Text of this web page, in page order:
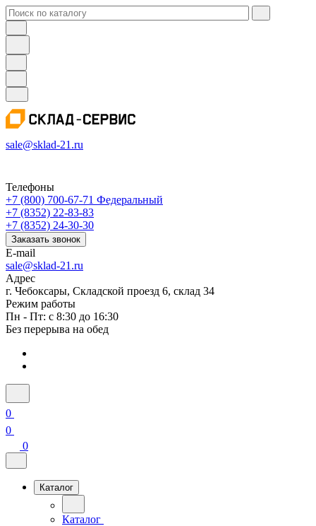
sale@sklad-21.ru
Телефоны
+7 (800) 700-67-71 Федеральный
+7 (8352) 22-83-83
+7 (8352) 24-30-30
Заказать звонок
E-mail
sale@sklad-21.ru
Адрес
г. Чебоксары, Складской проезд 6, склад 34
Режим работы
Пн - Пт: с 8:30 до 16:30
Без перерыва на обед
0
0
0
Каталог
Каталог